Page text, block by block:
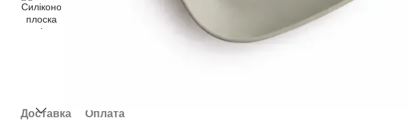
Доставка Оплата